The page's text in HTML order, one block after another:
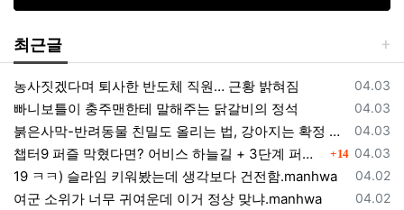
최근글
등록일
04.03
농사짓겠다며 퇴사한 반도체 직원… 근황 밝혀짐
등록일
04.03
빠니보틀이 충주맨한테 말해주는 닭갈비의 정석
등록일
04.03
붉은사막-반려동물 친밀도 올리는 법, 강아지는 확정 고양이는 조건 확인
등록일
04.03
챕터9 퍼즐 막혔다면? 어비스 하늘길 + 3단계 퍼즐 공략 순서 정리 (길찾기 포함) 댓글
14
등록일
04.02
19 ㅋㅋ) 슬라임 키워봤는데 생각보다 건전함.manhwa
등록일
04.02
여군 소위가 너무 귀여운데 이거 정상 맞냐.manhwa